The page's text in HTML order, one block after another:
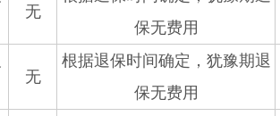
无
保无费用
无
根据退保时间确定，犹豫期退
保无费用